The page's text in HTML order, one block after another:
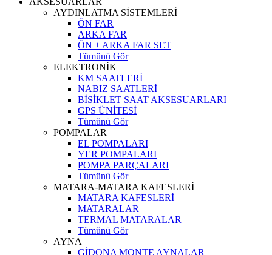
AYDINLATMA SİSTEMLERİ
ÖN FAR
ARKA FAR
ÖN + ARKA FAR SET
Tümünü Gör
ELEKTRONİK
KM SAATLERİ
NABIZ SAATLERİ
BİSİKLET SAAT AKSESUARLARI
GPS ÜNİTESİ
Tümünü Gör
POMPALAR
EL POMPALARI
YER POMPALARI
POMPA PARÇALARI
Tümünü Gör
MATARA-MATARA KAFESLERİ
MATARA KAFESLERİ
MATARALAR
TERMAL MATARALAR
Tümünü Gör
AYNA
GİDONA MONTE AYNALAR